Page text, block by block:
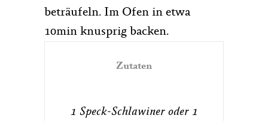
beträufeln. Im Ofen in etwa
10min knusprig backen.
Zutaten
1 Speck-Schlawiner oder 1